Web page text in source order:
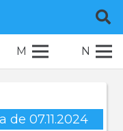
M N
07.11.2024